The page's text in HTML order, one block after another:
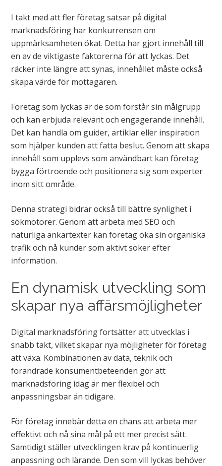
I takt med att fler företag satsar på digital
marknadsföring har konkurrensen om
uppmärksamheten ökat. Detta har gjort innehåll till
en av de viktigaste faktorerna för att lyckas. Det
räcker inte längre att synas, innehållet måste också
skapa värde för mottagaren.
Företag som lyckas är de som förstår sin målgrupp
och kan erbjuda relevant och engagerande innehåll.
Det kan handla om guider, artiklar eller inspiration
som hjälper kunden att fatta beslut. Genom att skapa
innehåll som upplevs som användbart kan företag
bygga förtroende och positionera sig som experter
inom sitt område.
Denna strategi bidrar också till bättre synlighet i
sökmotorer. Genom att arbeta med SEO och
naturliga ankartexter kan företag öka sin organiska
trafik och nå kunder som aktivt söker efter
information.
En dynamisk utveckling som
skapar nya affärsmöjligheter
Digital marknadsföring fortsätter att utvecklas i
snabb takt, vilket skapar nya möjligheter för företag
att växa. Kombinationen av data, teknik och
förändrade konsumentbeteenden gör att
marknadsföring idag är mer flexibel och
anpassningsbar än tidigare.
För företag innebär detta en chans att arbeta mer
effektivt och nå sina mål på ett mer precist sätt.
Samtidigt ställer utvecklingen krav på kontinuerlig
anpassning och lärande. Den som vill lyckas behöver